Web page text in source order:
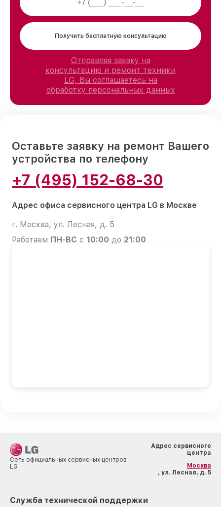
Получить бесплатную консультацию
Отправляя заявку на
консультацию и ремонт техники
LG, Вы соглашаетесь на
обработку персональных данных
Оставьте заявку на ремонт Вашего
устройства по телефону
+7 (495) 152-68-30
Адрес офиса сервисного центра LG в Москве
г. Москва, ул. Лесная, д. 5
Работаем ПН-ВС с 10:00 до 21:00
Сеть официальных сервисных центров
LG
Адрес сервисного
центра
Москва
, ул. Лесная, д. 5
Служба технической поддержки